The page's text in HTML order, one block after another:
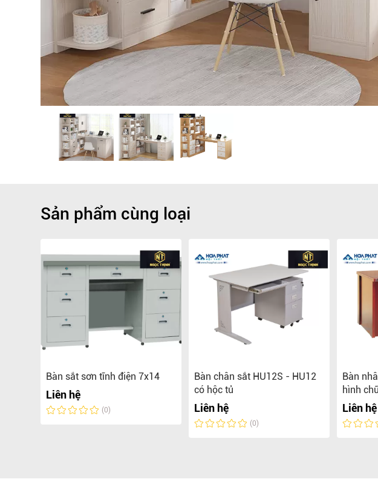
Sản phẩm cùng loại
Bàn sắt sơn tĩnh điện 7x14
Liên hệ
(0)
Bàn chân sắt HU12S - HU12
có hộc tủ
Liên hệ
(0)
Bàn
hình
Liên hệ